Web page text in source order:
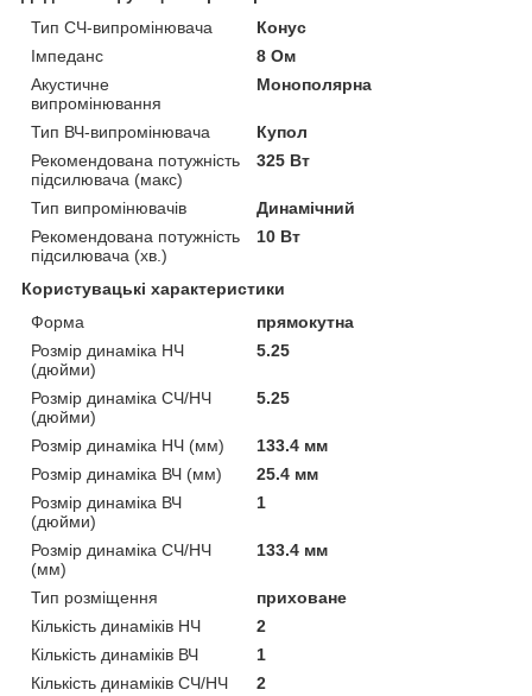
Тип СЧ-випромінювача
Конус
Імпеданс
8 Ом
Акустичне
випромінювання
Монополярна
Тип ВЧ-випромінювача
Купол
Рекомендована потужність
підсилювача (макс)
325 Вт
Тип випромінювачів
Динамічний
Рекомендована потужність
підсилювача (хв.)
10 Вт
Користувацькі характеристики
Форма
прямокутна
Розмір динаміка НЧ
(дюйми)
5.25
Розмір динаміка СЧ/НЧ
(дюйми)
5.25
Розмір динаміка НЧ (мм)
133.4 мм
Розмір динаміка ВЧ (мм)
25.4 мм
Розмір динаміка ВЧ
(дюйми)
1
Розмір динаміка СЧ/НЧ
(мм)
133.4 мм
Тип розміщення
приховане
Кількість динаміків НЧ
2
Кількість динаміків ВЧ
1
Кількість динаміків СЧ/НЧ
2